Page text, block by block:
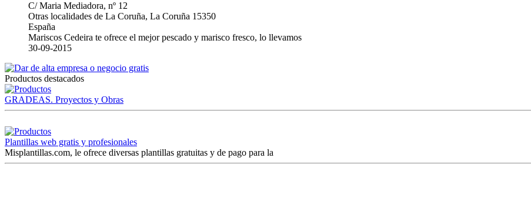
C/ Maria Mediadora, nº 12
Otras localidades de La Coruña, La Coruña 15350
España
Mariscos Cedeira te ofrece el mejor pescado y marisco fresco, lo llevamos
30-09-2015
Productos destacados
GRADEAS. Proyectos y Obras
Plantillas web gratis y profesionales
Misplantillas.com, le ofrece diversas plantillas gratuitas y de pago para la